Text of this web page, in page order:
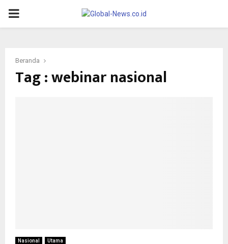
PRIMARY
Beranda
Tag : webinar nasional
Nasional Utama